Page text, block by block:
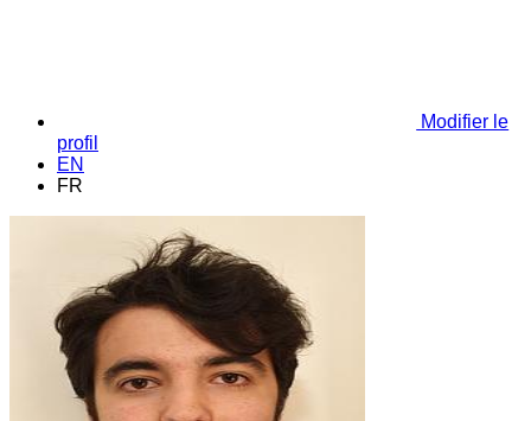
Modifier le
profil
EN
FR